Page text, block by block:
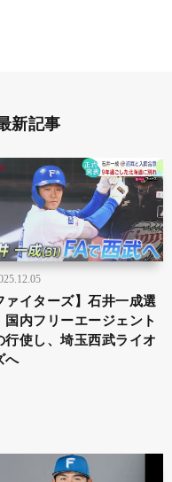
新記事
ァイターズ】石井一成選
内フリーエージェント
行使し、埼玉西武ライオ
へ